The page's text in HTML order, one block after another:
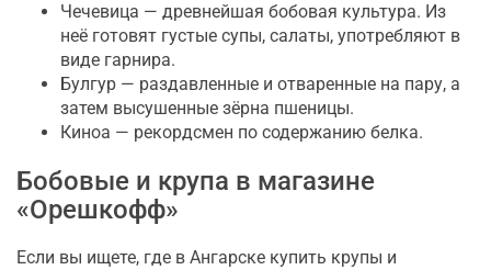
Чечевица — древнейшая бобовая культура. Из
неё готовят густые супы, салаты, употребляют в
виде гарнира.
Булгур — раздавленные и отваренные на пару, а
затем высушенные зёрна пшеницы.
Киноа — рекордсмен по содержанию белка.
Бобовые и крупа в магазине
«Орешкофф»
Если вы ищете, где в Ангарске купить крупы и